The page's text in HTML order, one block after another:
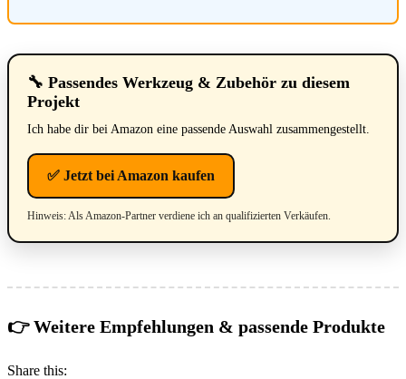
🔧 Passendes Werkzeug & Zubehör zu diesem
Projekt
Ich habe dir bei Amazon eine passende Auswahl zusammengestellt.
✅ Jetzt bei Amazon kaufen
Hinweis: Als Amazon-Partner verdiene ich an qualifizierten Verkäufen.
👉 Weitere Empfehlungen & passende Produkte
Share this: